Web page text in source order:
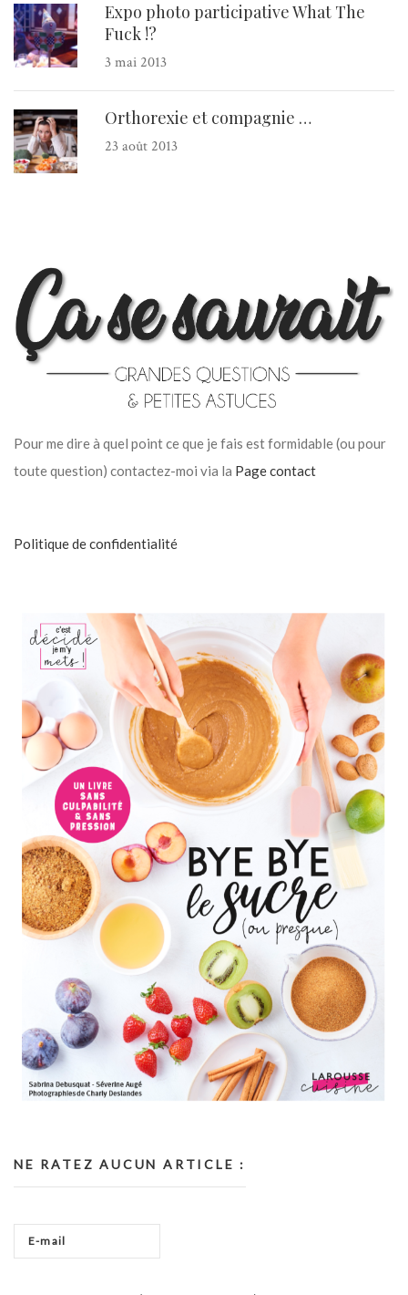
Expo photo participative What The
Fuck !?
3 mai 2013
Orthorexie et compagnie …
23 août 2013
Pour me dire à quel point ce que je fais est formidable (ou pour
toute question) contactez-moi via la Page contact
Politique de confidentialité
NE RATEZ AUCUN ARTICLE :